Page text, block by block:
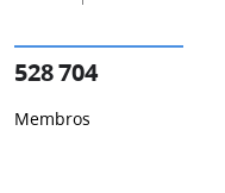
528 704
Membros